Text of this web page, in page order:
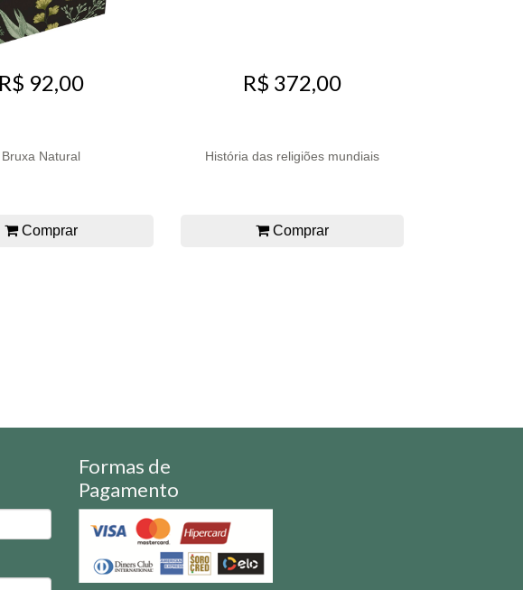
R$ 92,00
Bruxa Natural
Comprar
R$ 372,00
História das religiões mundiais
Comprar
Formas de
Pagamento